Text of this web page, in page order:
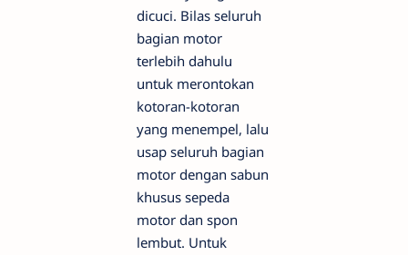
dicuci. Bilas seluruh
bagian motor
terlebih dahulu
untuk merontokan
kotoran-kotoran
yang menempel, lalu
usap seluruh bagian
motor dengan sabun
khusus sepeda
motor dan spon
lembut. Untuk